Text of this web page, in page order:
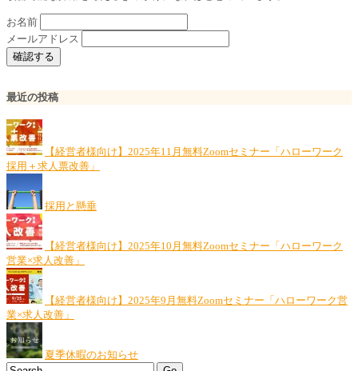
お名前
メールアドレス
最近の投稿
【経営者様向け】2025年11月無料Zoomセミナー「ハローワーク
採用＋求人票改善」
採用と懸垂
【経営者様向け】2025年10月無料Zoomセミナー「ハローワーク
営業×求人改善」
【経営者様向け】2025年9月無料Zoomセミナー「ハローワーク営
業×求人改善」
夏季休暇のお知らせ